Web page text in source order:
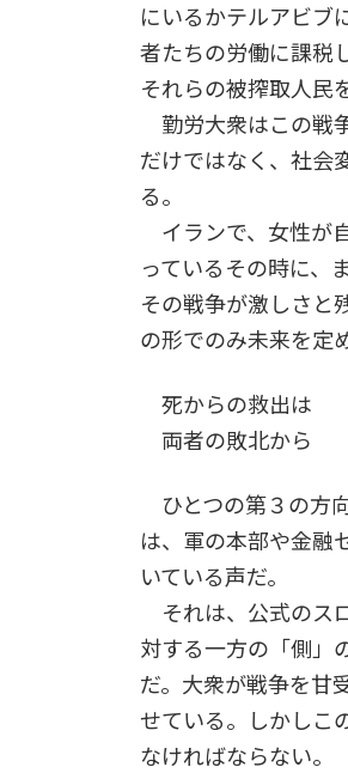
にいるかテルアビブ
者たちの労働に課税
それらの被搾取人民
勤労大衆はこの戦
だけではなく、社会
る。
イランで、女性が
っているその時に、
その戦争が激しさと
の形でのみ未来を定
死からの救出は
両者の敗北から
ひとつの第３の方
は、軍の本部や金融
いている声だ。
それは、公式のス
対する一方の「側」
だ。大衆が戦争を甘
せている。しかしこ
なければならない。